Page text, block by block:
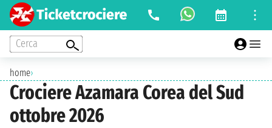
Cerca
home›
Crociere Azamara Corea del Sud
ottobre 2026